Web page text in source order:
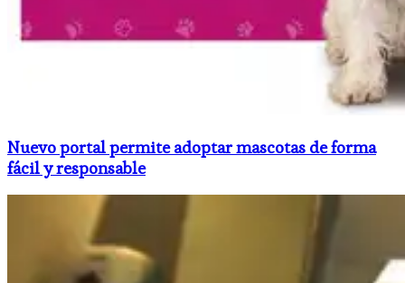
Nuevo portal permite adoptar mascotas de forma
fácil y responsable